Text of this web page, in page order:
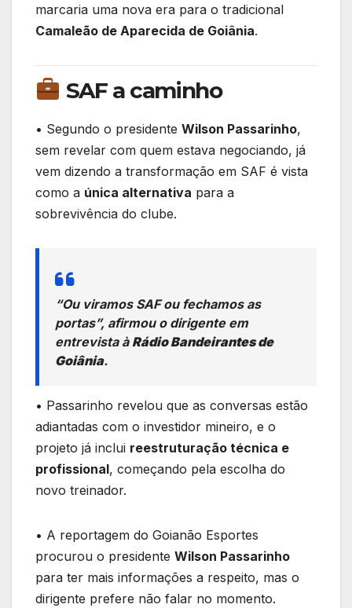
marcaria uma nova era para o tradicional
Camaleão de Aparecida de Goiânia.
SAF a caminho
• Segundo o presidente Wilson Passarinho,
sem revelar com quem estava negociando, já
vem dizendo a transformação em SAF é vista
como a única alternativa para a
sobrevivência do clube.
“Ou viramos SAF ou fechamos as
portas”, afirmou o dirigente em
entrevista à Rádio Bandeirantes de
Goiânia.
• Passarinho revelou que as conversas estão
adiantadas com o investidor mineiro, e o
projeto já inclui reestruturação técnica e
profissional, começando pela escolha do
novo treinador.
• A reportagem do Goianão Esportes
procurou o presidente Wilson Passarinho
para ter mais informações a respeito, mas o
dirigente prefere não falar no momento.